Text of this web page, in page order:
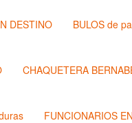
DESTINO BULOS de
CHAQUETERA
FUNCIONARIOS